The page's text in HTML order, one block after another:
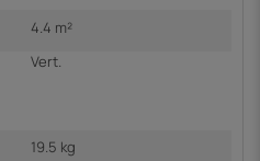
4.4 m²
Vert.
19.5 kg